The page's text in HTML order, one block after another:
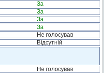
За
За
За
За
Не голосував
Відсутній
Не голосував